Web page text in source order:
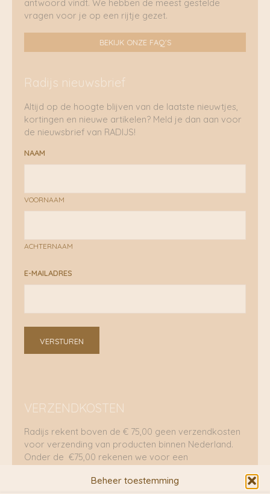
Beheer toestemming
antwoord vindt. We hebben de meest gestelde
vragen voor je op een rijtje gezet.
BEKIJK ONZE FAQ'S
Radijs nieuwsbrief
Altijd op de hoogte blijven van de laatste nieuwtjes,
kortingen en nieuwe artikelen? Meld je dan aan voor
de nieuwsbrief van RADIJS!
NAAM
VOORNAAM
ACHTERNAAM
E-MAILADRES
VERSTUREN
VERZENDKOSTEN
Radijs rekent boven de € 75,00 geen verzendkosten
voor verzending van producten binnen Nederland.
Onder de €75,00 rekenen we voor een